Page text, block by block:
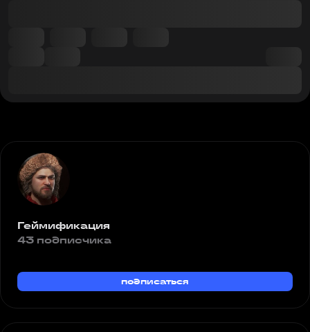
Геймификация
43 подписчика
подписаться